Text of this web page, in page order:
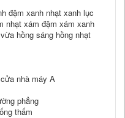
đậm xanh nhạt xanh lục
nhạt xám đậm xám xanh
hồng sáng hồng nhạt
nhà máy A
phẳng
thấm